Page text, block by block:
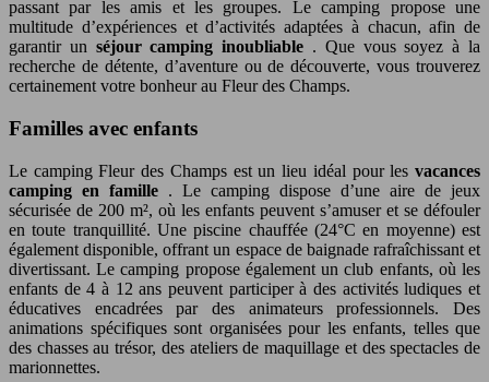
passant par les amis et les groupes. Le camping propose une
multitude d’expériences et d’activités adaptées à chacun, afin de
garantir un séjour camping inoubliable . Que vous soyez à la
recherche de détente, d’aventure ou de découverte, vous trouverez
certainement votre bonheur au Fleur des Champs.
Familles avec enfants
Le camping Fleur des Champs est un lieu idéal pour les vacances
camping en famille . Le camping dispose d’une aire de jeux
sécurisée de 200 m², où les enfants peuvent s’amuser et se défouler
en toute tranquillité. Une piscine chauffée (24°C en moyenne) est
également disponible, offrant un espace de baignade rafraîchissant et
divertissant. Le camping propose également un club enfants, où les
enfants de 4 à 12 ans peuvent participer à des activités ludiques et
éducatives encadrées par des animateurs professionnels. Des
animations spécifiques sont organisées pour les enfants, telles que
des chasses au trésor, des ateliers de maquillage et des spectacles de
marionnettes.